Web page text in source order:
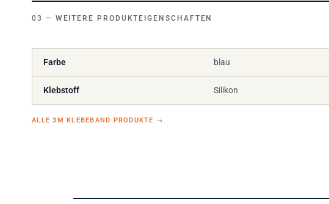
WEITERE PRODUKTEIGENSCHAFTEN
Farbe blau
Klebstoff Silikon